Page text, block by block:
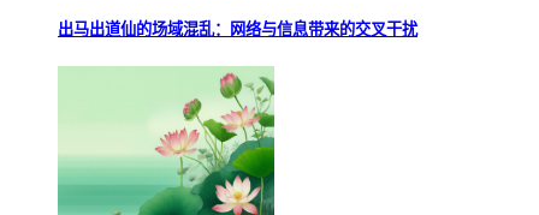
出马出道仙的场域混乱：网络与信息带来的交叉干扰